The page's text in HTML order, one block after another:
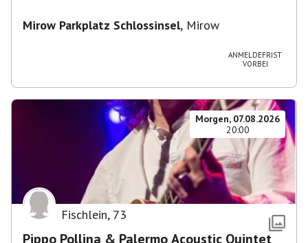
Mirow Parkplatz Schlossinsel, Mirow
ANMELDEFRIST
VORBEI
Morgen, 07.08.2026
20:00
Fischlein, 73
Pippo Pollina & Palermo Acoustic Quintet